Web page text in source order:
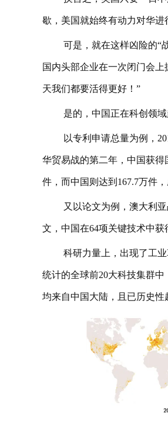
歇，美国就始终有动力对华进
可是，就在这样凶险的“
国内头部企业在一次闭门会
天我们都要活得更好！”
是的，中国正在科创领
以专利申请总量为例，
华贸易战的第二年，中国获得
件，而中国则达到167.7万件
又以论文为例，澳大利
文，中国在64项关键技术中获
科研力量上，出现了工
统计的全球前20大科技集群
均来自中国大陆，且已历史性